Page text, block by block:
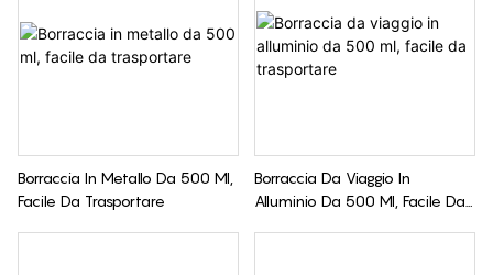
Borraccia In Metallo Da 500 Ml,
Facile Da Trasportare
Borraccia Da Viaggio In
Alluminio Da 500 Ml, Facile Da